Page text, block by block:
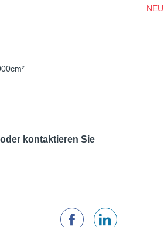
oder kontaktieren Sie